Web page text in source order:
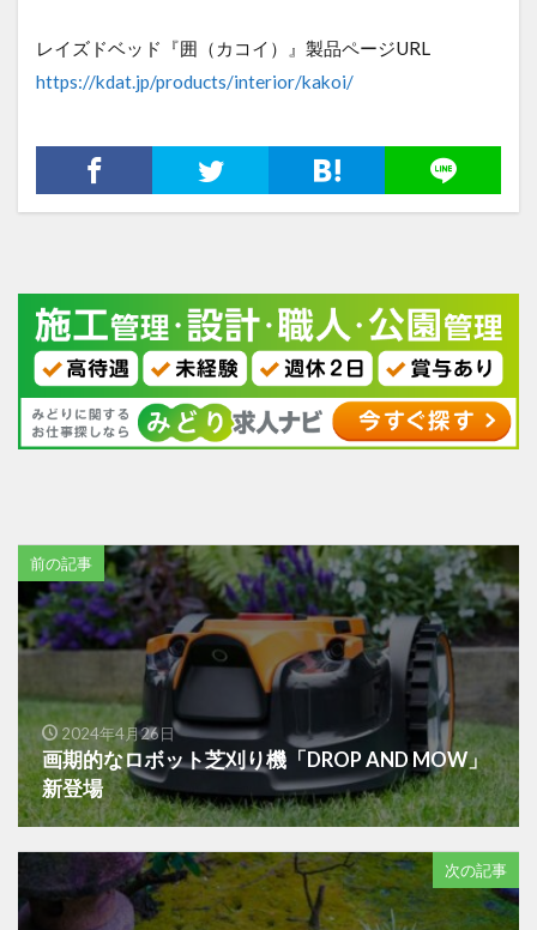
レイズドベッド『囲（カコイ）』製品ページURL
https://kdat.jp/products/interior/kakoi/
前の記事
2024年4月26日
画期的なロボット芝刈り機「DROP AND MOW」
新登場
次の記事